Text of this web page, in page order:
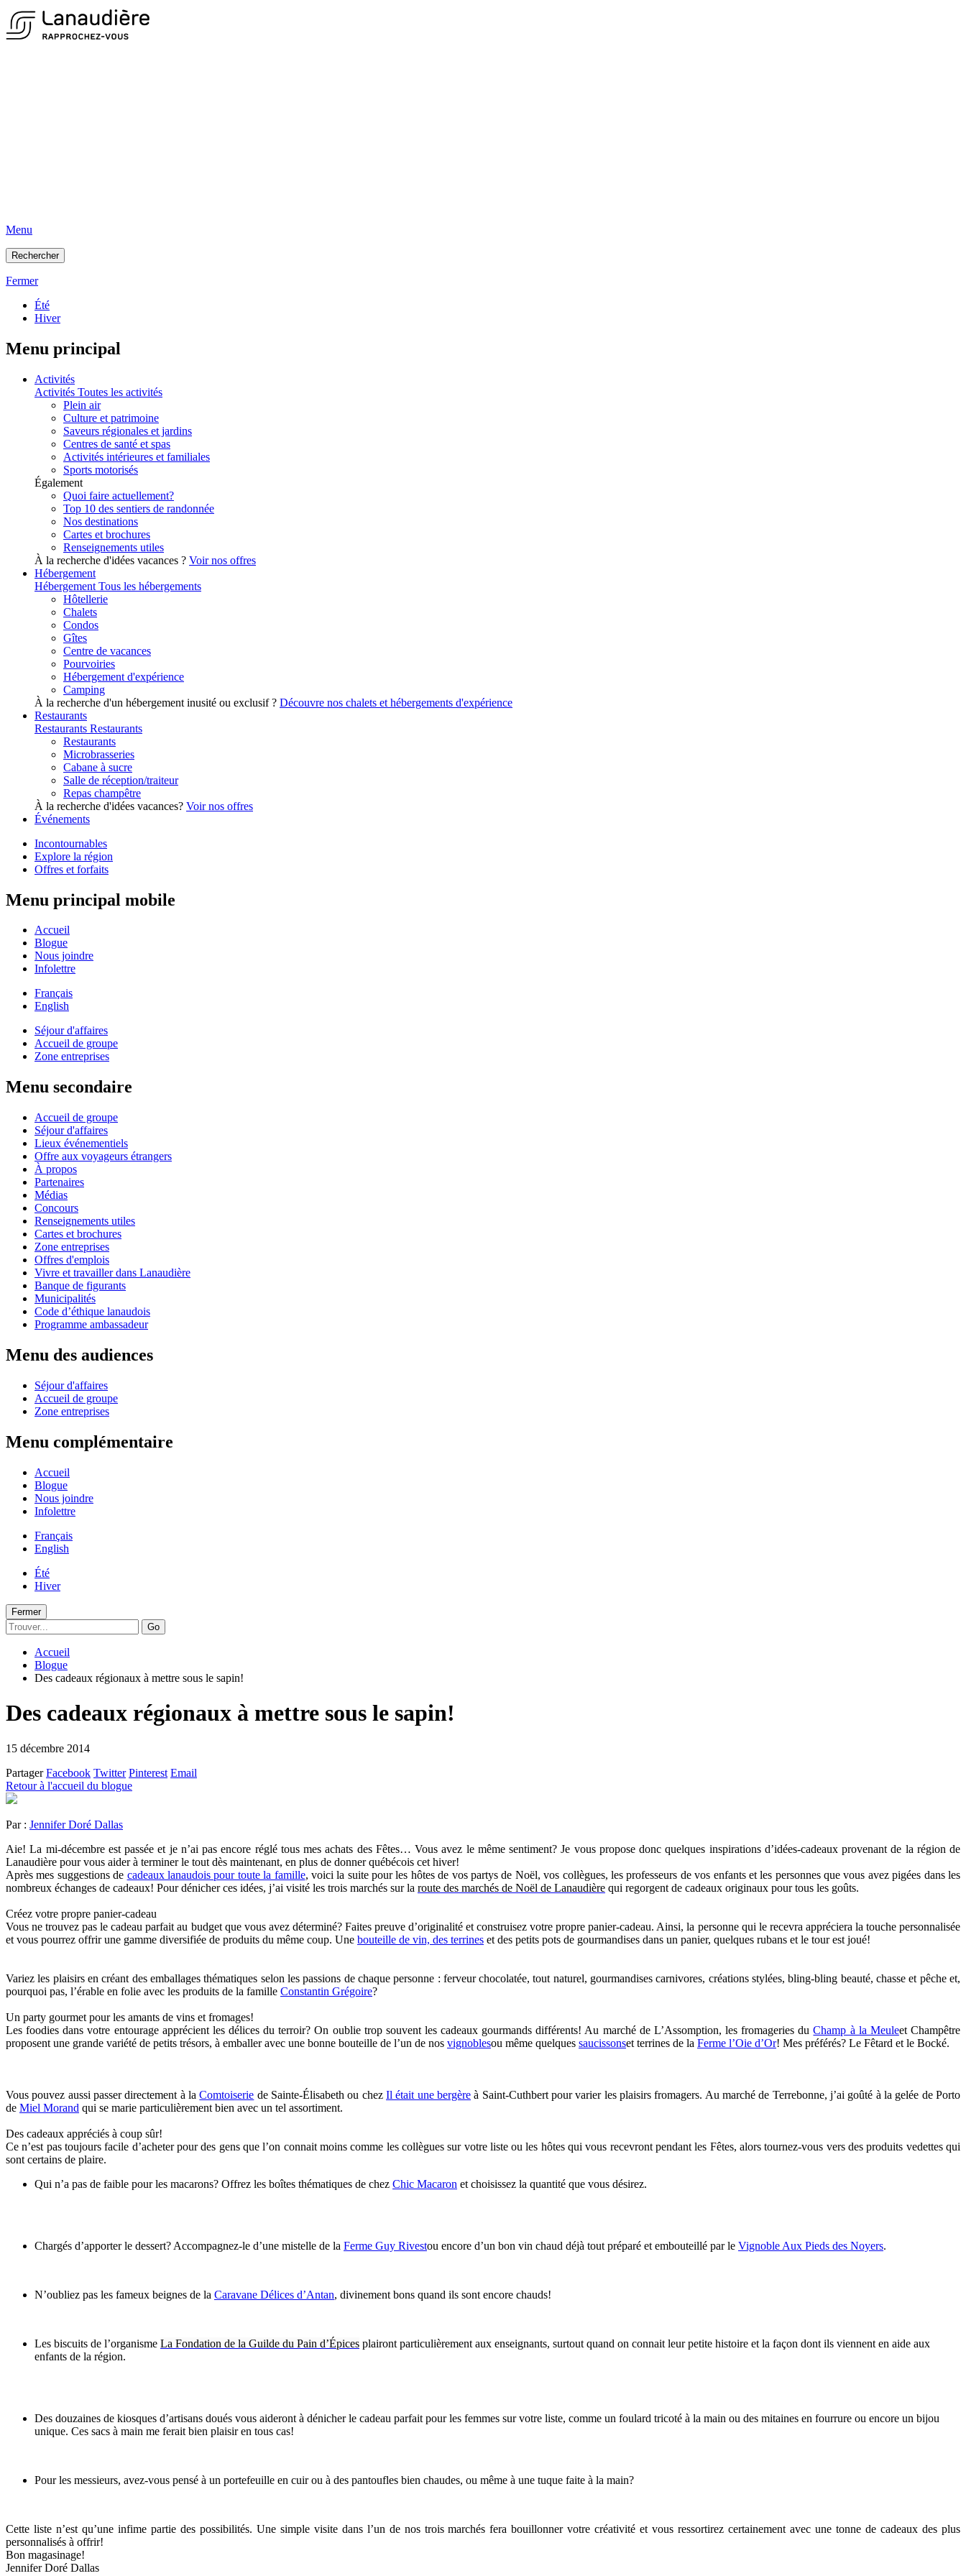
Menu
Rechercher
Fermer
Été
Hiver
Menu principal
Activités
Activités Toutes les activités
Plein air
Culture et patrimoine
Saveurs régionales et jardins
Centres de santé et spas
Activités intérieures et familiales
Sports motorisés
Également
Quoi faire actuellement?
Top 10 des sentiers de randonnée
Nos destinations
Cartes et brochures
Renseignements utiles
À la recherche d'idées vacances ? Voir nos offres
Hébergement
Hébergement Tous les hébergements
Hôtellerie
Chalets
Condos
Gîtes
Centre de vacances
Pourvoiries
Hébergement d'expérience
Camping
À la recherche d'un hébergement inusité ou exclusif ? Découvre nos chalets et hébergements d'expérience
Restaurants
Restaurants Restaurants
Restaurants
Microbrasseries
Cabane à sucre
Salle de réception/traiteur
Repas champêtre
À la recherche d'idées vacances? Voir nos offres
Événements
Incontournables
Explore la région
Offres et forfaits
Menu principal mobile
Accueil
Blogue
Nous joindre
Infolettre
Français
English
Séjour d'affaires
Accueil de groupe
Zone entreprises
Menu secondaire
Accueil de groupe
Séjour d'affaires
Lieux événementiels
Offre aux voyageurs étrangers
À propos
Partenaires
Médias
Concours
Renseignements utiles
Cartes et brochures
Zone entreprises
Offres d'emplois
Vivre et travailler dans Lanaudière
Banque de figurants
Municipalités
Code d’éthique lanaudois
Programme ambassadeur
Menu des audiences
Séjour d'affaires
Accueil de groupe
Zone entreprises
Menu complémentaire
Accueil
Blogue
Nous joindre
Infolettre
Français
English
Été
Hiver
Fermer
Go
Accueil
Blogue
Des cadeaux régionaux à mettre sous le sapin!
Des cadeaux régionaux à mettre sous le sapin!
15 décembre 2014
Partager Facebook Twitter Pinterest Email
Retour à l'accueil du blogue
Par : Jennifer Doré Dallas
Aie! La mi-décembre est passée et je n’ai pas encore réglé tous mes achats des Fêtes… Vous avez le même sentiment? Je vous propose donc quelques inspirations d’idées-cadeaux provenant de la région de
Lanaudière pour vous aider à terminer le tout dès maintenant, en plus de donner québécois cet hiver!
Après mes suggestions de cadeaux lanaudois pour toute la famille, voici la suite pour les hôtes de vos partys de Noël, vos collègues, les professeurs de vos enfants et les personnes que vous avez pigées dans les
nombreux échanges de cadeaux! Pour dénicher ces idées, j’ai visité les trois marchés sur la route des marchés de Noël de Lanaudière qui regorgent de cadeaux originaux pour tous les goûts.
Créez votre propre panier-cadeau
Vous ne trouvez pas le cadeau parfait au budget que vous avez déterminé? Faites preuve d’originalité et construisez votre propre panier-cadeau. Ainsi, la personne qui le recevra appréciera la touche personnalisée
et vous pourrez offrir une gamme diversifiée de produits du même coup. Une bouteille de vin, des terrines et des petits pots de gourmandises dans un panier, quelques rubans et le tour est joué!
Variez les plaisirs en créant des emballages thématiques selon les passions de chaque personne : ferveur chocolatée, tout naturel, gourmandises carnivores, créations stylées, bling-bling beauté, chasse et pêche et,
pourquoi pas, l’érable en folie avec les produits de la famille Constantin Grégoire?
Un party gourmet pour les amants de vins et fromages!
Les foodies dans votre entourage apprécient les délices du terroir? On oublie trop souvent les cadeaux gourmands différents! Au marché de L’Assomption, les fromageries duChamp à la Meuleet Champêtre
proposent une grande variété de petits trésors, à emballer avec une bonne bouteille de l’un de nos vignoblesou même quelques saucissonset terrines de la Ferme l’Oie d’Or! Mes préférés? Le Fêtard et le Bocké.
Vous pouvez aussi passer directement à laComtoiserie de Sainte-Élisabeth ou chezIl était une bergère à Saint-Cuthbert pour varier les plaisirs fromagers. Au marché de Terrebonne, j’ai goûté à la gelée de Porto
de Miel Morand qui se marie particulièrement bien avec un tel assortiment.
Des cadeaux appréciés à coup sûr!
Ce n’est pas toujours facile d’acheter pour des gens que l’on connait moins comme les collègues sur votre liste ou les hôtes qui vous recevront pendant les Fêtes, alors tournez-vous vers des produits vedettes qui
sont certains de plaire.
Qui n’a pas de faible pour les macarons? Offrez les boîtes thématiques de chez Chic Macaron et choisissez la quantité que vous désirez.
Chargés d’apporter le dessert? Accompagnez-le d’une mistelle de la Ferme Guy Rivestou encore d’un bon vin chaud déjà tout préparé et embouteillé par le Vignoble Aux Pieds des Noyers.
N’oubliez pas les fameux beignes de la Caravane Délices d’Antan, divinement bons quand ils sont encore chauds!
Les biscuits de l’organisme La Fondation de la Guilde du Pain d’Épices plairont particulièrement aux enseignants, surtout quand on connait leur petite histoire et la façon dont ils viennent en aide aux
enfants de la région.
Des douzaines de kiosques d’artisans doués vous aideront à dénicher le cadeau parfait pour les femmes sur votre liste, comme un foulard tricoté à la main ou des mitaines en fourrure ou encore un bijou
unique. Ces sacs à main me ferait bien plaisir en tous cas!
Pour les messieurs, avez-vous pensé à un portefeuille en cuir ou à des pantoufles bien chaudes, ou même à une tuque faite à la main?
Cette liste n’est qu’une infime partie des possibilités. Une simple visite dans l’un de nos trois marchés fera bouillonner votre créativité et vous ressortirez certainement avec une tonne de cadeaux des plus
personnalisés à offrir!
Bon magasinage!
Jennifer Doré Dallas